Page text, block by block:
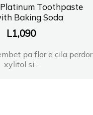
Toothpaste
Baking Soda
L1,090
pa flor e cila perdor
xylitol si...